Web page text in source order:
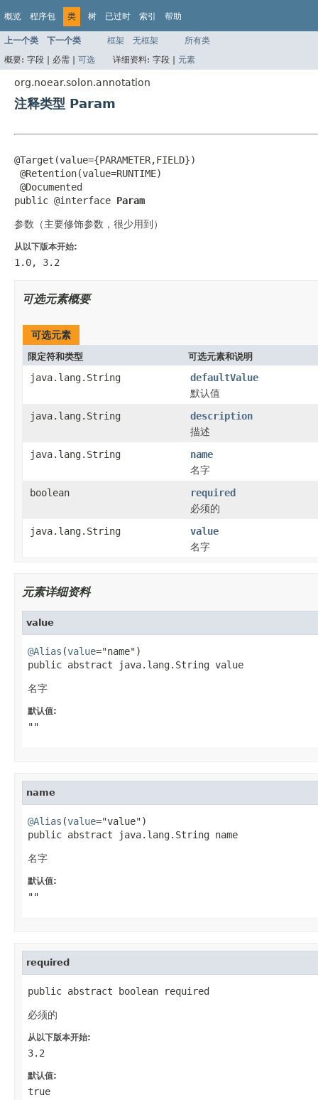
概览 程序包 类 树 已过时 索引 帮助
上一个类 下一个类 框架 无框架
所有类
概要: 字段 | 必需 | 可选 详细资料: 字段 | 元素
org.noear.solon.annotation
注释类型 Param
@Target(value={PARAMETER,FIELD})
@Retention(value=RUNTIME)
@Documented
public @interface Param
参数（主要修饰参数，很少用到）
从以下版本开始:
1.0, 3.2
可选元素概要
可选元素
限定符和类型 可选元素和说明
java.lang.String
defaultValue
默认值
java.lang.String
description
描述
java.lang.String
name
名字
boolean
required
必须的
java.lang.String
value
名字
元素详细资料
value
@Alias (value="name")
public abstract java.lang.String value
名字
默认值:
""
name
@Alias (value="value")
public abstract java.lang.String name
名字
默认值:
""
required
public abstract boolean required
必须的
从以下版本开始:
3.2
默认值:
true